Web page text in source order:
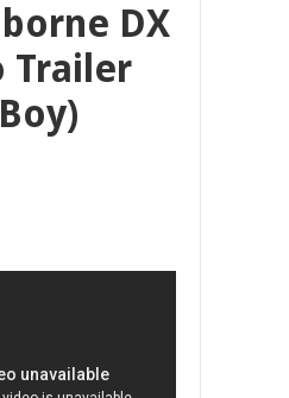
DX
Trailer